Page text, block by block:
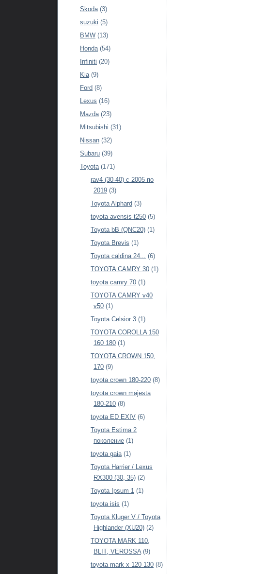
Skoda (3)
suzuki (5)
BMW (13)
Honda (54)
Infiniti (20)
Kia (9)
Ford (8)
Lexus (16)
Mazda (23)
Mitsubishi (31)
Nissan (32)
Subaru (39)
Toyota (171)
rav4 (30-40) c 2005 по
2019 (3)
Toyota Alphard (3)
toyota avensis t250 (5)
Toyota bB (QNC20) (1)
Toyota Brevis (1)
Toyota caldina 24... (6)
TOYOTA CAMRY 30 (1)
toyota camry 70 (1)
TOYOTA CAMRY v40
v50 (1)
Toyota Celsior 3 (1)
TOYOTA COROLLA 150
160 180 (1)
TOYOTA CROWN 150,
170 (9)
toyota crown 180-220 (8)
toyota crown majesta
180-210 (8)
toyota ED EXIV (6)
Toyota Estima 2
поколение (1)
toyota gaia (1)
Toyota Harrier / Lexus
RX300 (30, 35) (2)
Toyota Ipsum 1 (1)
toyota isis (1)
Toyota Kluger V / Toyota
Highlander (XU20) (2)
TOYOTA MARK 110,
BLIT, VEROSSA (9)
toyota mark x 120-130 (8)